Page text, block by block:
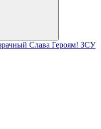
Слава Героям! ЗСУ